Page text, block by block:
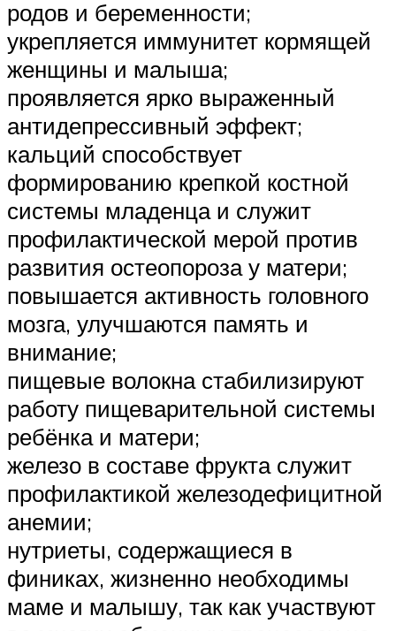
родов и беременности;
укрепляется иммунитет кормящей
женщины и малыша;
проявляется ярко выраженный
антидепрессивный эффект;
кальций способствует
формированию крепкой костной
системы младенца и служит
профилактической мерой против
развития остеопороза у матери;
повышается активность головного
мозга, улучшаются память и
внимание;
пищевые волокна стабилизируют
работу пищеварительной системы
ребёнка и матери;
железо в составе фрукта служит
профилактикой железодефицитной
анемии;
нутриеты, содержащиеся в
финиках, жизненно необходимы
маме и малышу, так как участвуют